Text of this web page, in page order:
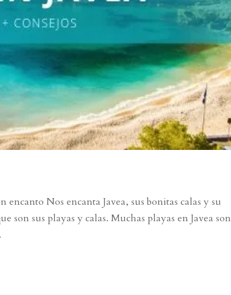
Nos encanta Javea, sus bonitas calas y su
son sus playas y calas. Muchas playas en Javea son